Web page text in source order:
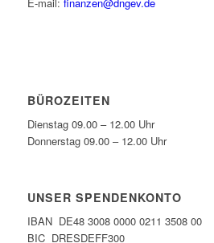
E-mail: finanzen@dngev.de
BÜROZEITEN
Dienstag 09.00 – 12.00 Uhr
Donnerstag 09.00 – 12.00 Uhr
UNSER SPENDENKONTO
IBAN DE48 3008 0000 0211 3508 00
BIC DRESDEFF300